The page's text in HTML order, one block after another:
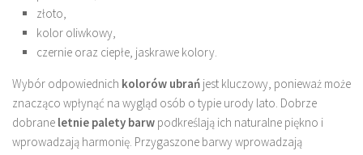
złoto,
kolor oliwkowy,
czernie oraz ciepłe, jaskrawe kolory.
Wybór odpowiednich kolorów ubrań jest kluczowy, ponieważ może
znacząco wpłynąć na wygląd osób o typie urody lato. Dobrze
dobrane letnie palety barw podkreślają ich naturalne piękno i
wprowadzają harmonię. Przygaszone barwy wprowadzają